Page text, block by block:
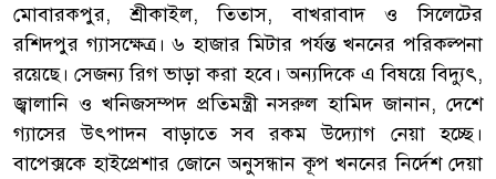
মোবারকপুর, শ্রীকাইল, তিতাস, বাখরাবাদ ও সিলেটের
রশিদপুর গ্যাসক্ষেত্র। ৬ হাজার মিটার পর্যন্ত খননের পরিকল্পনা
রয়েছে। সেজন্য রিগ ভাড়া করা হবে। অন্যদিকে এ বিষয়ে বিদ্যুৎ,
জ্বালানি ও খনিজসম্পদ প্রতিমন্ত্রী নসরুল হামিদ জানান, দেশে
গ্যাসের উৎপাদন বাড়াতে সব রকম উদ্যোগ নেয়া হচ্ছে।
বাপেক্সকে হাইপ্রেশার জোনে অনুসন্ধান কূপ খননের নির্দেশ দেয়া